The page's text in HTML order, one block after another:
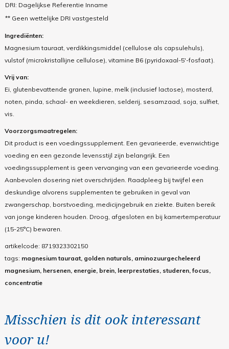
DRI: Dagelijkse Referentie Inname
** Geen wettelijke DRI vastgesteld
Ingrediënten:
Magnesium tauraat, verdikkingsmiddel (cellulose als capsulehuls),
vulstof (microkristallijne cellulose), vitamine B6 (pyridoxaal-5'-fosfaat).
Vrij van:
Ei, glutenbevattende granen, lupine, melk (inclusief lactose), mosterd,
noten, pinda, schaal- en weekdieren, selderij, sesamzaad, soja, sulfiet,
vis.
Voorzorgsmaatregelen:
Dit product is een voedingssupplement. Een gevarieerde, evenwichtige
voeding en een gezonde levensstijl zijn belangrijk. Een
voedingssupplement is geen vervanging van een gevarieerde voeding.
Aanbevolen dosering niet overschrijden. Raadpleeg bij twijfel een
deskundige alvorens supplementen te gebruiken in geval van
zwangerschap, borstvoeding, medicijngebruik en ziekte. Buiten bereik
van jonge kinderen houden. Droog, afgesloten en bij kamertemperatuur
(15-25°C) bewaren.
artikelcode: 8719323302150
tags: magnesium tauraat, golden naturals, aminozuurgecheleerd
magnesium, hersenen, energie, brein, leerprestaties, studeren, focus,
concentratie
Misschien is dit ook interessant
voor u!